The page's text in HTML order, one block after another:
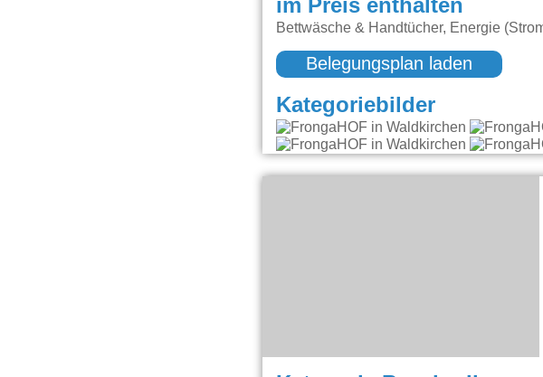
im Preis enthalten
Bettwäsche & Handtücher, Energie
Belegungsplan laden
Kategoriebilder